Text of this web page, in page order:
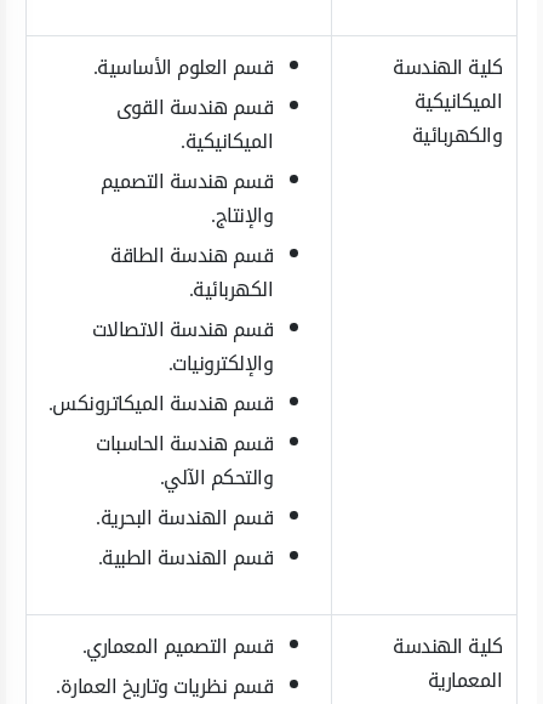
كلية الهندسة
الميكانيكية
والكهربائية
قسم العلوم الأساسية.
قسم هندسة القوى
الميكانيكية.
قسم هندسة التصميم
والإنتاج.
قسم هندسة الطاقة
الكهربائية.
قسم هندسة الاتصالات
والإلكترونيات.
قسم هندسة الميكاترونكس.
قسم هندسة الحاسبات
والتحكم الآلي.
قسم الهندسة البحرية.
قسم الهندسة الطبية.
كلية الهندسة
المعمارية
قسم التصميم المعماري.
قسم نظريات وتاريخ العمارة.